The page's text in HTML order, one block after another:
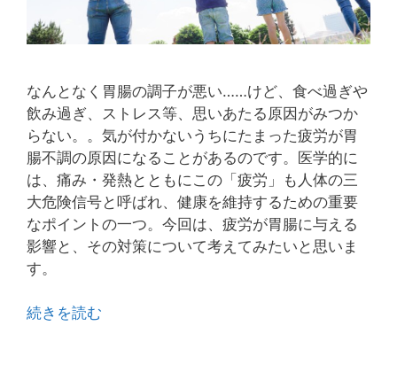
なんとなく胃腸の調子が悪い……けど、食べ過ぎや
飲み過ぎ、ストレス等、思いあたる原因がみつか
らない。。気が付かないうちにたまった疲労が胃
腸不調の原因になることがあるのです。医学的に
は、痛み・発熱とともにこの「疲労」も人体の三
大危険信号と呼ばれ、健康を維持するための重要
なポイントの一つ。今回は、疲労が胃腸に与える
影響と、その対策について考えてみたいと思いま
す。
続きを読む